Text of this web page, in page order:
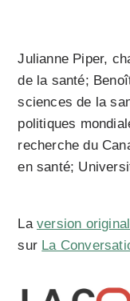
Julianne Piper,
de la santé;
sciences de la
politiques
recherche du
en santé;
Laversion
sur La